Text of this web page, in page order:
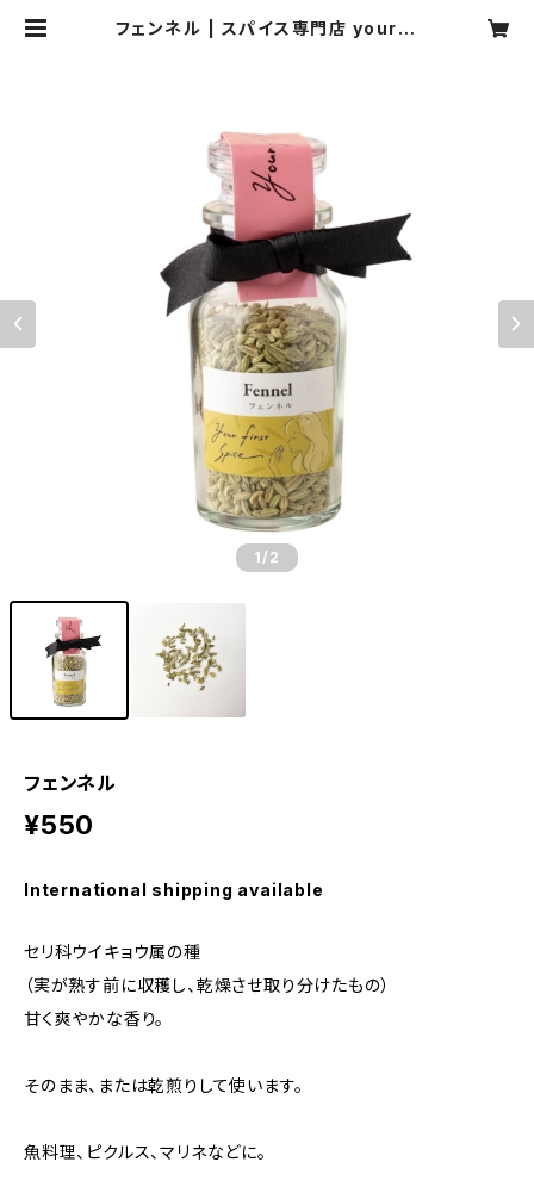
フェンネル | スパイス専門店 your fi
1 /2
フェンネル
¥550
International shipping available
セリ科ウイキョウ属の種
（実が熟す前に収穫し、乾燥させ取り分けたもの）
甘く爽やかな香り。
そのまま、または乾煎りして使います。
魚料理、ピクルス、マリネなどに。